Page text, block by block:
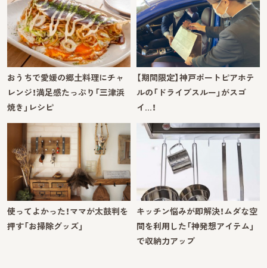
おうちで愛媛の郷土料理にチャ
レンジ！満足感たっぷり「三津浜
焼き」レシピ
【期間限定】神戸ポートピアホテ
ルの「ドライブスルー」がスゴ
イ…！
使ってよかった！ママが太鼓判を
押す「お掃除グッズ」
キッチン悩みが即解決！ムダな空
間を利用した「神発想アイテム」
で収納力アップ